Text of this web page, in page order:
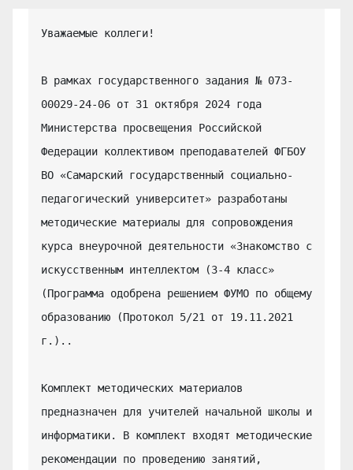
Уважаемые коллеги!
В рамках государственного задания № 073-
00029-24-06 от 31 октября 2024 года
Министерства просвещения Российской
Федерации коллективом преподавателей ФГБОУ
ВО «Самарский государственный социально-
педагогический университет» разработаны
методические материалы для сопровождения
курса внеурочной деятельности «Знакомство с
искусственным интеллектом (3-4 класс»
(Программа одобрена решением ФУМО по общему
образованию (Протокол 5/21 от 19.11.2021
г.)..
Комплект методических материалов
предназначен для учителей начальной школы и
информатики. В комплект входят методические
рекомендации по проведению занятий,